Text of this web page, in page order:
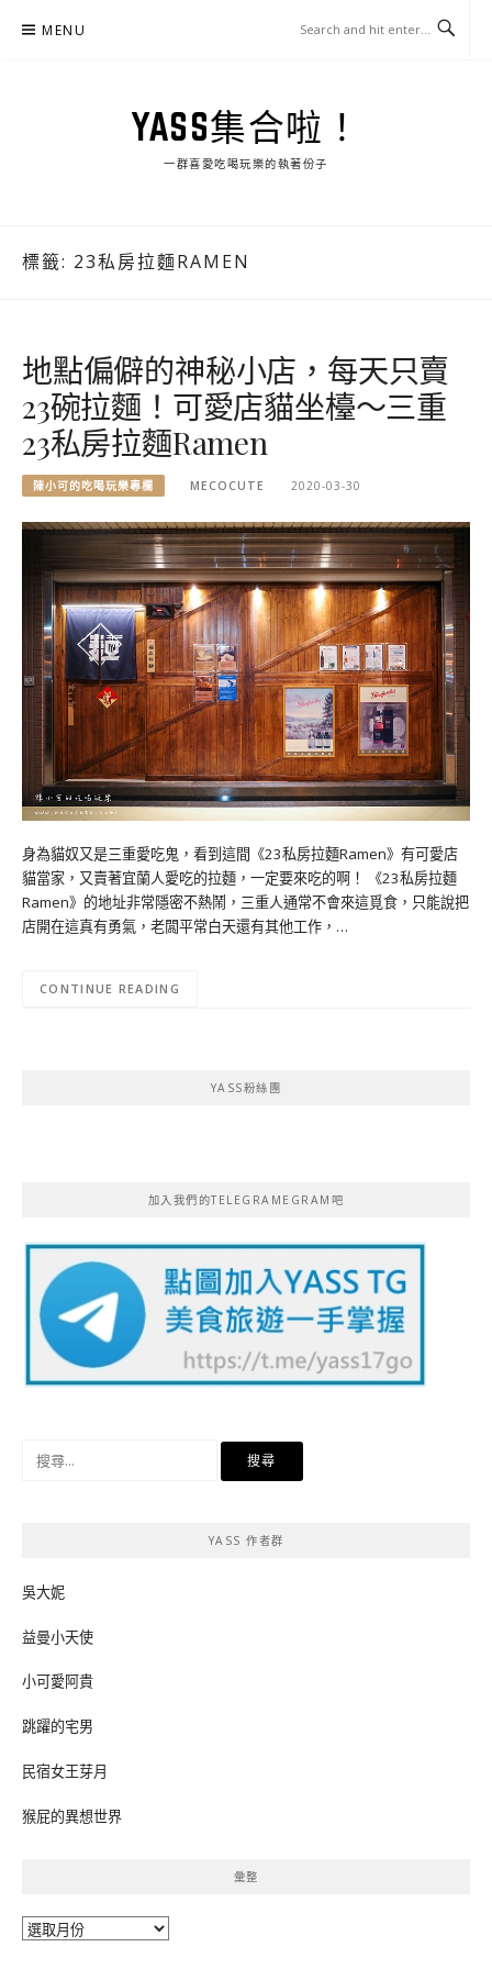
MENU
YASS集合啦！
一群喜愛吃喝玩樂的執著份子
標籤: 23私房拉麵RAMEN
地點偏僻的神秘小店，每天只賣
23碗拉麵！可愛店貓坐檯～三重
23私房拉麵Ramen
陳小可的吃喝玩樂專欄 MECOCUTE 2020-03-30
身為貓奴又是三重愛吃鬼，看到這間《23私房拉麵Ramen》有可愛店
貓當家，又賣著宜蘭人愛吃的拉麵，一定要來吃的啊！ 《23私房拉麵
Ramen》的地址非常隱密不熱鬧，三重人通常不會來這覓食，只能說把
店開在這真有勇氣，老闆平常白天還有其他工作，…
CONTINUE READING
YASS粉絲團
加入我們的TELEGRAMEGRAM吧
YASS 作者群
吳大妮
益曼小天使
小可愛阿貴
跳躍的宅男
民宿女王芽月
猴屁的異想世界
彙整
彙